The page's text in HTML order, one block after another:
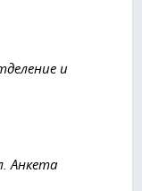
и
Анкета